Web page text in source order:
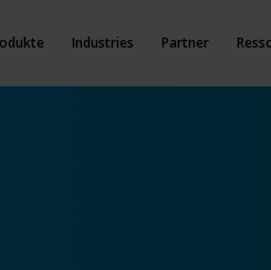
Industries Partner